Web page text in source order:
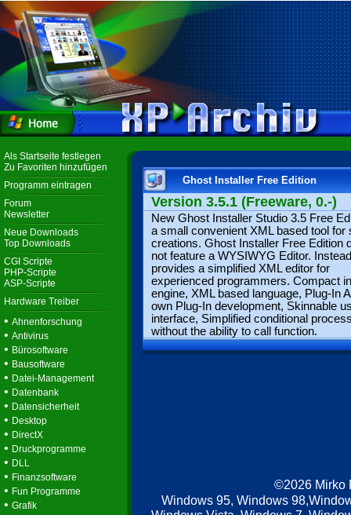
Als Startseite festlegen
Zu Favoriten hinzufügen
Programm eintragen
Forum
Newsletter
Neue Downloads
Top Downloads
CGI Scripte
PHP-Scripte
ASP-Scripte
Hardware Treiber
• Ahnenforschung
• Antivirus
• Bürosoftware
• Bausoftware
• Datei-Management
• Datenbank
• Datensicherheit
• Desktop
• DirectX
• Druckprogramme
• DLL
• Finanzsoftware
• Fun Programme
• Grafik
Ghost Installer Free Edition
Version 3.5.1 (Freeware, 0.-)
New Ghost Installer Studio 3.5 Free
a small convenient XML based tool for
creations. Ghost Installer Free Edition
not feature a WYSIWYG Editor.
provides a simplified XML editor for
experienced programmers. Compact
engine, XML based language, Plug-In
own Plug-In development, Skinnable
interface, Simplified conditional
without the ability to call function.
©2026 Mirko
Windows 95, Windows